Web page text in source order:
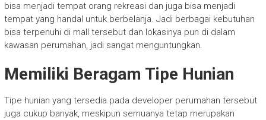
bisa menjadi tempat orang rekreasi dan juga bisa menjadi
tempat yang handal untuk berbelanja. Jadi berbagai kebutuhan
bisa terpenuhi di mall tersebut dan lokasinya pun di dalam
kawasan perumahan, jadi sangat menguntungkan.
Memiliki Beragam Tipe Hunian
Tipe hunian yang tersedia pada developer perumahan tersebut
juga cukup banyak, meskipun semuanya tetap merupakan